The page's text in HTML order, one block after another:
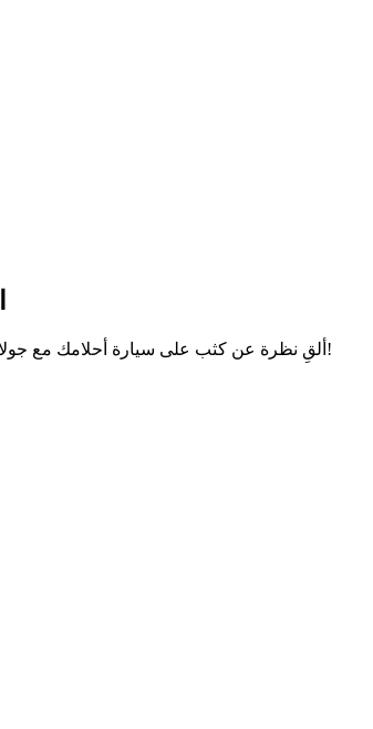
ألقِ نظرة عن كثب على سيارة أحلامك مع جولاتنا الفيديوية الغامرة. استكشف الميزات والتصميم والأداء من راحة منزلك أو أثناء تنقلك!